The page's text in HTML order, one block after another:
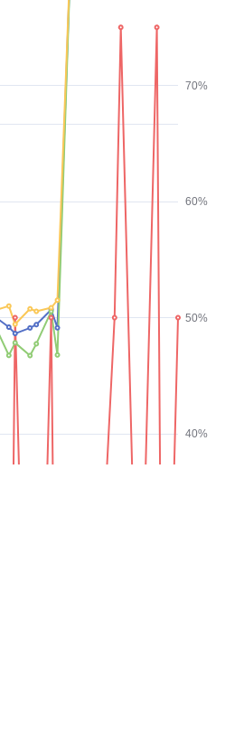
40%
50%
60%
70%